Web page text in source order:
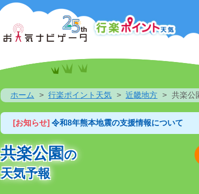
ホーム 行楽ポイント天気 近畿地方 共楽公
[お知らせ] 令和8年熊本地震の支援情報について
共楽公園の
天気予報